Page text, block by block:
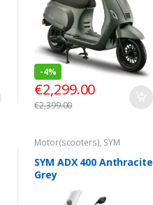
-4%
€2,299.00
€2,399.00
Motor(scooters), SYM
Motorscooter
SYM ADX 400 Anthracite
Grey